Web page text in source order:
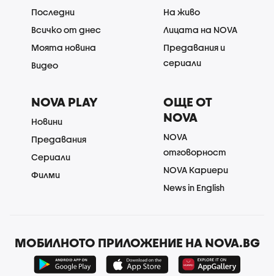
Последни
Всичко от днес
Моята новина
Видео
На живо
Лицата на NOVA
Предавания и
сериали
NOVA PLAY
Новини
Предавания
Сериали
Филми
ОЩЕ ОТ
NOVA
NOVA
отговорност
NOVA Кариери
News in English
МОБИЛНОТО ПРИЛОЖЕНИЕ НА NOVA.BG